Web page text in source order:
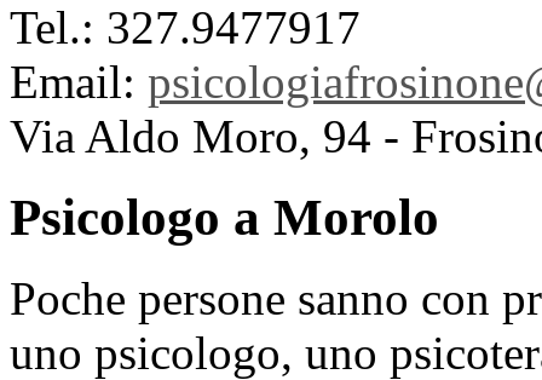
Tel.: 327.9477917
Email:
Via Aldo Moro, 94 -
Psicologo a Morolo
Poche persone sanno con
uno psicologo, uno